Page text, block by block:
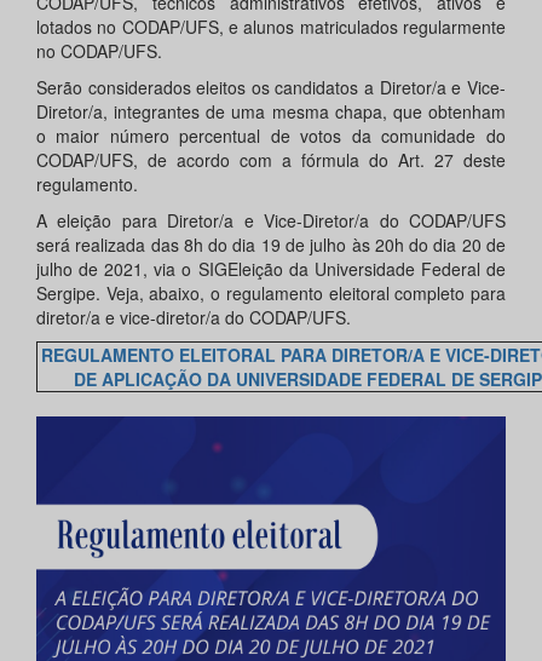
lotados no CODAP/UFS, e alunos matriculados regularmente
no CODAP/UFS.
Serão considerados eleitos os candidatos a Diretor/a e Vice-
Diretor/a, integrantes de uma mesma chapa, que obtenham
o maior número percentual de votos da comunidade do
CODAP/UFS, de acordo com a fórmula do Art. 27 deste
regulamento.
A eleição para Diretor/a e Vice-Diretor/a do CODAP/UFS
será realizada das 8h do dia 19 de julho às 20h do dia 20 de
julho de 2021, via o SIGEleição da Universidade Federal de
Sergipe. Veja, abaixo, o regulamento eleitoral completo para
diretor/a e vice-diretor/a do CODAP/UFS.
REGULAMENTO ELEITORAL PARA DIRETOR/A E VICE-
DE APLICAÇÃO DA UNIVERSIDADE FEDERAL DE